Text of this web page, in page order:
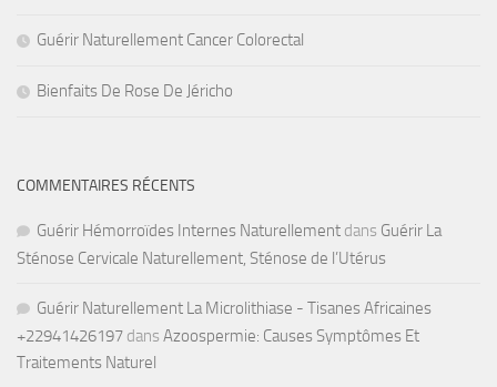
Guérir Naturellement Cancer Colorectal
Bienfaits De Rose De Jéricho
COMMENTAIRES RÉCENTS
Guérir Hémorroïdes Internes Naturellement dans Guérir La
Sténose Cervicale Naturellement, Sténose de l’Utérus
Guérir Naturellement La Microlithiase - Tisanes Africaines
+22941426197 dans Azoospermie: Causes Symptômes Et
Traitements Naturel